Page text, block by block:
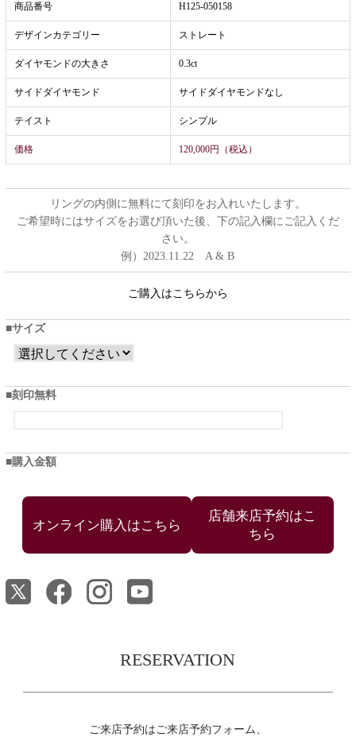
商品番号 H125-050158
デザインカテゴリー ストレート
ダイヤモンドの大きさ 0.3ct
サイドダイヤモンド サイドダイヤモンドなし
テイスト シンプル
価格 120,000円（税込）
リングの内側に無料にて刻印をお入れいたします。
ご希望時にはサイズをお選び頂いた後、下の記入欄にご記入くだ
さい。
例）2023.11.22 A & B
ご購入はこちらから
サイズ
刻印無料
購入金額
店舗来店予約はこ
ちら
RESERVATION
ご来店予約はご来店予約フォーム、